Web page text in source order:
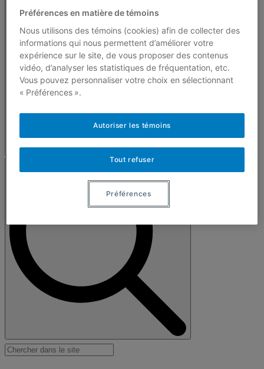
Préférences en matière de témoins
Nous utilisons des témoins (cookies) afin de collecter des
informations qui nous permettent d’améliorer votre
expérience sur le site, de vous proposer des contenus
vidéo, d’analyser les statistiques de fréquentation, etc.
Vous pouvez personnaliser votre choix en sélectionnant
« Préférences ».
Tout refuser
Autoriser les témoins
Préférences